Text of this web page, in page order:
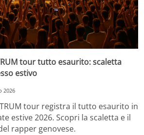
tour tutto esaurito: scaletta
estivo
2026
tour registra il tutto esaurito in
estive 2026. Scopri la scaletta e il
rapper genovese.